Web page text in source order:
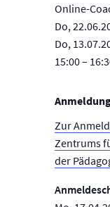
Online-
Do,
Do,
15:00 –
Zur
Zentrums
der